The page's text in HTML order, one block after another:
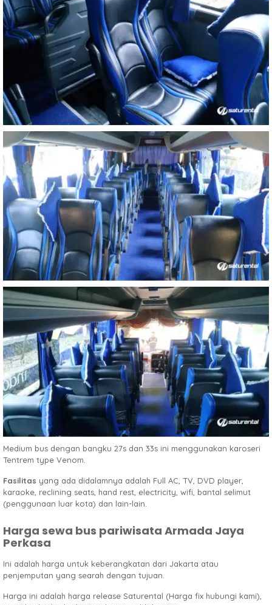
Medium bus dengan bangku 27s dan 33s ini menggunakan karoseri
Tentrem type Venom.
Fasilitas yang ada didalamnya adalah Full AC, TV, DVD player,
karaoke, reclining seats, hand rest, electricity, wifi, bantal selimut
(penggunaan luar kota) dan lain-lain.
Harga sewa bus pariwisata Armada Jaya
Perkasa
Ini adalah harga untuk keberangkatan dari Jakarta atau
penjemputan yang searah dengan tujuan.
Harga ini adalah harga release Saturental (Harga fix hubungi kami),